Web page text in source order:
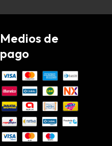
Medios de
pago